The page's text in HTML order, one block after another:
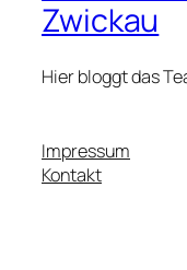
Zwickau
Hier bloggt das
Impressum
Kontakt